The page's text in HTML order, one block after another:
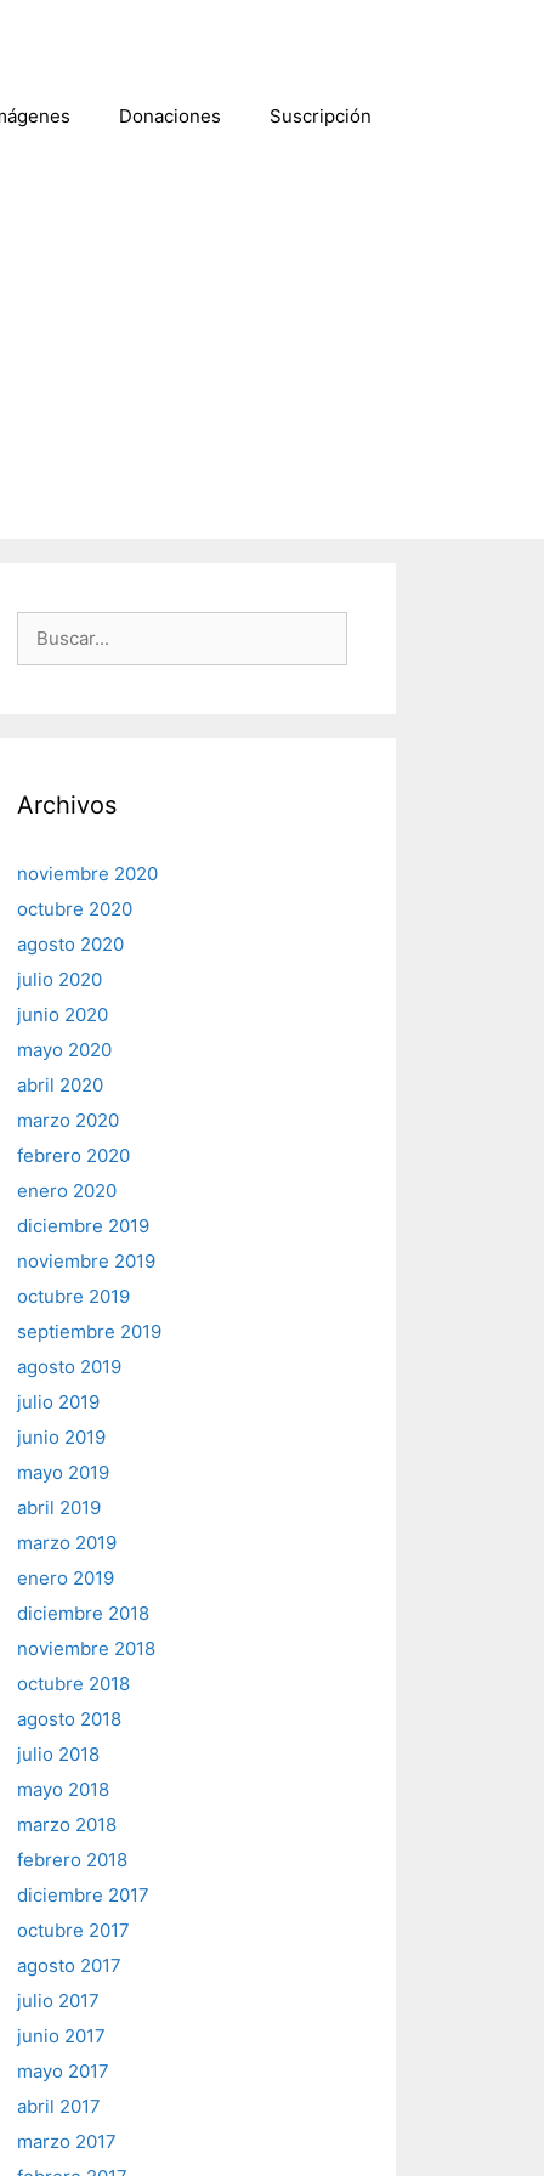
Donaciones Suscripción
Archivos
noviembre 2020
octubre 2020
agosto 2020
julio 2020
junio 2020
mayo 2020
abril 2020
marzo 2020
febrero 2020
enero 2020
diciembre 2019
noviembre 2019
octubre 2019
septiembre 2019
agosto 2019
julio 2019
junio 2019
mayo 2019
abril 2019
marzo 2019
enero 2019
diciembre 2018
noviembre 2018
octubre 2018
agosto 2018
julio 2018
mayo 2018
marzo 2018
febrero 2018
diciembre 2017
octubre 2017
agosto 2017
julio 2017
junio 2017
mayo 2017
abril 2017
marzo 2017